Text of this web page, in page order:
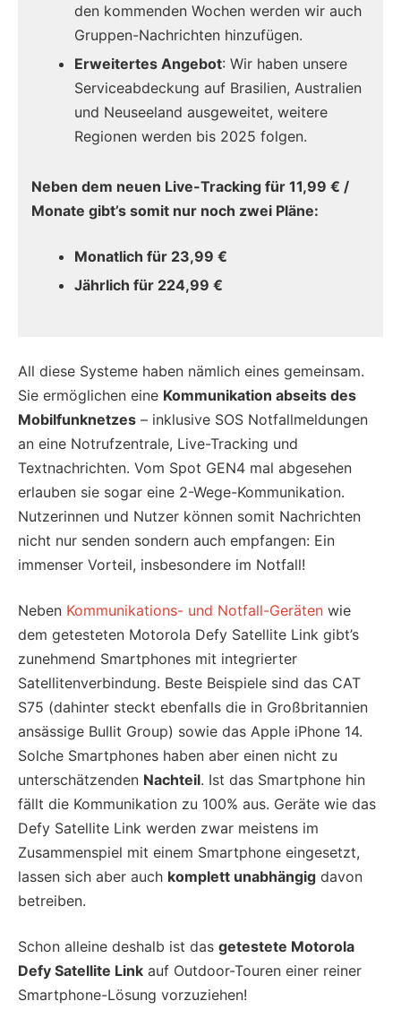
den kommenden Wochen werden wir auch
Gruppen-Nachrichten hinzufügen.
Erweitertes Angebot: Wir haben unsere
Serviceabdeckung auf Brasilien, Australien
und Neuseeland ausgeweitet, weitere
Regionen werden bis 2025 folgen.
Neben dem neuen Live-Tracking für 11,99 € /
Monate gibt’s somit nur noch zwei Pläne:
Monatlich für 23,99 €
Jährlich für 224,99 €
All diese Systeme haben nämlich eines gemeinsam.
Sie ermöglichen eine Kommunikation abseits des
Mobilfunknetzes – inklusive SOS Notfallmeldungen
an eine Notrufzentrale, Live-Tracking und
Textnachrichten. Vom Spot GEN4 mal abgesehen
erlauben sie sogar eine 2-Wege-Kommunikation.
Nutzerinnen und Nutzer können somit Nachrichten
nicht nur senden sondern auch empfangen: Ein
immenser Vorteil, insbesondere im Notfall!
Neben Kommunikations- und Notfall-Geräten wie
dem getesteten Motorola Defy Satellite Link gibt’s
zunehmend Smartphones mit integrierter
Satellitenverbindung. Beste Beispiele sind das CAT
S75 (dahinter steckt ebenfalls die in Großbritannien
ansässige Bullit Group) sowie das Apple iPhone 14.
Solche Smartphones haben aber einen nicht zu
unterschätzenden Nachteil. Ist das Smartphone hin
fällt die Kommunikation zu 100% aus. Geräte wie das
Defy Satellite Link werden zwar meistens im
Zusammenspiel mit einem Smartphone eingesetzt,
lassen sich aber auch komplett unabhängig davon
betreiben.
Schon alleine deshalb ist das getestete Motorola
Defy Satellite Link auf Outdoor-Touren einer reiner
Smartphone-Lösung vorzuziehen!